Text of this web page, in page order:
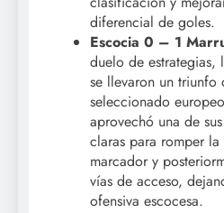
diferencial de goles.
Escocia 0 – 1
duelo de estrategias,
se llevaron un triunfo
seleccionado
aprovechó una de
claras para romper
marcador y
vías de acceso,
ofensiva escocesa.